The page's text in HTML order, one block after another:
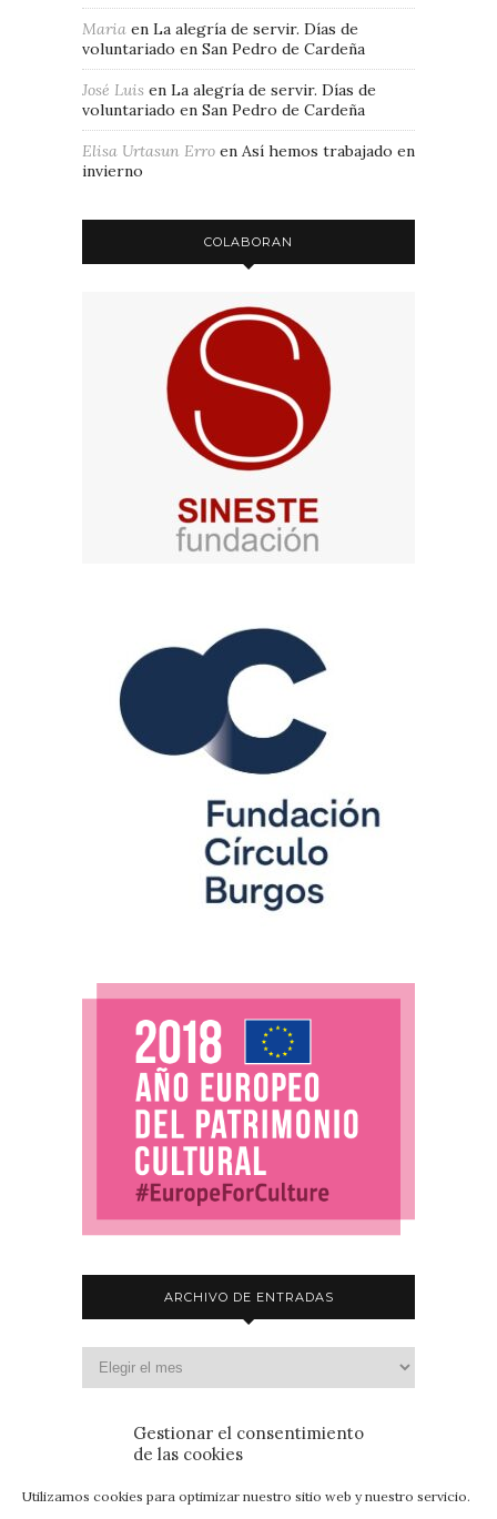
Gestionar el consentimiento
de las cookies
Utilizamos cookies para optimizar nuestro sitio web y nuestro servicio.
Maria en La alegría de servir. Días de
voluntariado en San Pedro de Cardeña
José Luis en La alegría de servir. Días de
voluntariado en San Pedro de Cardeña
Elisa Urtasun Erro en Así hemos trabajado en
invierno
COLABORAN
ARCHIVO DE ENTRADAS